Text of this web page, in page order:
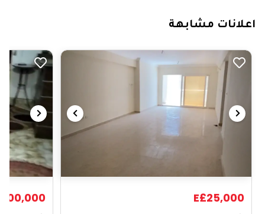
اعلانات مشابهة
E£25,000